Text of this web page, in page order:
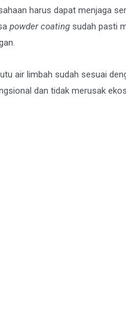
harus dapat menjaga
powder coating sudah pasti
air limbah sudah sesuai
dan tidak merusak